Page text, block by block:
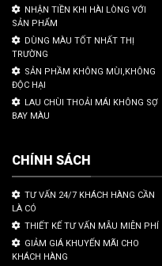
NHẬN TIỀN KHI HÀI LÒNG VỚI
SẢN PHẨM
DÙNG MÀU TỐT NHẤT THỊ
TRƯỜNG
SẢN PHẦM KHÔNG MÙI,KHÔNG
ĐỘC HẠI
LAU CHÙI THOẢI MÁI KHÔNG SỢ
BAY MÀU
CHÍNH SÁCH
TƯ VẤN 24/7 KHÁCH HÀNG CẦN
LÀ CÓ
THIẾT KẾ TƯ VẤN MẪU MIỄN PHÍ
GIẢM GIÁ KHUYẾN MÃI CHO
KHÁCH HÀNG